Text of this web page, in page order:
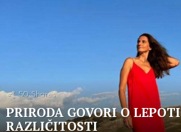
50 Shares
PRIRODA GOVORI O LEPOTI
RAZLIČITOSTI